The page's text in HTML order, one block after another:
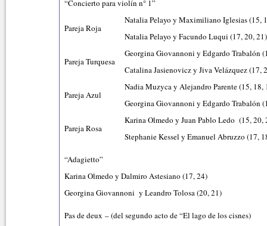
“Concierto para violín n° 1”
Pareja Roja
Natalia Pelayo y Maximiliano Iglesias (15,
Natalia Pelayo y Facundo Luqui (17, 20, 21)
Pareja Turquesa
Georgina Giovannoni y Edgardo Trabalón
Catalina Jasienovicz y Jiva Velázquez (17,
Pareja Azul
Nadia Muzyca y Alejandro Parente (15, 18,
Georgina Giovannoni y Edgardo Trabalón
Pareja Rosa
Karina Olmedo y Juan Pablo Ledo (15, 20,
Stephanie Kessel y Emanuel Abruzzo (17,
“Adagietto”
Karina Olmedo y Dalmiro Astesiano (17, 24)
Georgina Giovannoni y Leandro Tolosa (20, 21)
Pas de deux – (del segundo acto de “El lago de los cisnes)